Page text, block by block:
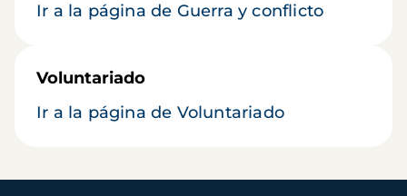
Ir a la página de Guerra y conflicto
Voluntariado
Ir a la página de Voluntariado